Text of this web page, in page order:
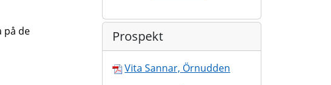
på de
Prospekt
Vita Sannar, Örnudden